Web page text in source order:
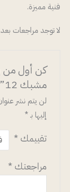
فنية مميزة.
لا توجد مراجعات بعد.
كن أول من
مشبك 12”
لن يتم نشر
إليها بـ*
تقييمك*
مراجعتك*